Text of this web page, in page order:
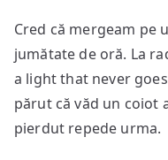
Cred că mergeam pe
jumătate de oră. La
a light that never
părut că văd un coiot
pierdut repede urma.